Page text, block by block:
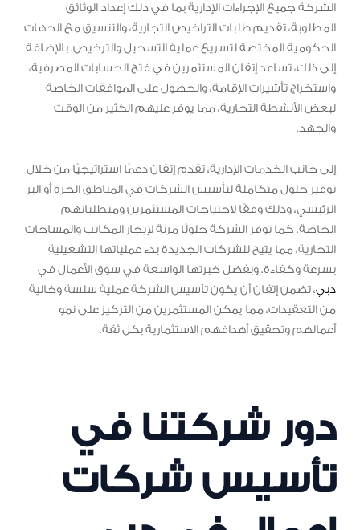
الشركة جميع الإجراءات الإدارية بما في ذلك إعداد الوثائق
المطلوبة، تقديم طلبات التراخيص التجارية، والتنسيق مع الجهات
الحكومية المختصة لتسريع عملية التسجيل والترخيص. بالإضافة
إلى ذلك، تساعد إتقان المستثمرين في فتح الحسابات المصرفية،
واستخراج تأشيرات الإقامة، والحصول على الموافقات الخاصة
لبعض الأنشطة التجارية، مما يوفر عليهم الكثير من الوقت
والجهد.
إلى جانب الخدمات الإدارية، تقدم إتقان دعمًا استراتيجيًا من خلال
توفير حلول متكاملة لتأسيس الشركات في المناطق الحرة أو البر
الرئيسي، وذلك وفقًا لاحتياجات المستثمرين ومتطلباتهم
الخاصة. كما توفر الشركة حلولًا مرنة لإيجار المكاتب والمساحات
التجارية، مما يتيح للشركات الجديدة بدء عملياتها التشغيلية
بسرعة وكفاءة. وبفضل خبرتها الواسعة في سوق الأعمال في
دبي، تضمن إتقان أن يكون تأسيس الشركة عملية سلسة وخالية
من التعقيدات، مما يمكن المستثمرين من التركيز على نمو
أعمالهم وتحقيق أهدافهم الاستثمارية بكل ثقة.
دور شركتنا في
تأسيس شركات